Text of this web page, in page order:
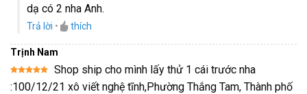
dạ có 2 nha Anh.
Trả lời • thích
Trịnh Nam
Được xếp
hạng5 5
Shop ship cho mình lấy thử 1 cái trước nha
:100/12/21 xô viết nghệ tĩnh,Phường Thắng Tam, Thành phố